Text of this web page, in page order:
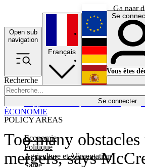
Ga naar
Open sub
navigation
Recherche
Se connecter
POLICY AREAS
Economie
Politique
Agriculture et Alimentation
Santé
Économie
Français
English
Deutsch
Español
Se
Vous êtes
Too many
mergers, says
ÉCONOMIE